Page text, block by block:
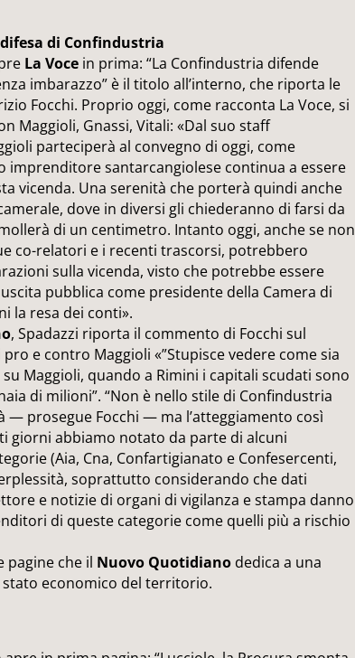
di Confindustria
La Voce in prima: “La Confindustria difende
imbarazzo” è il titolo all’interno, che riporta le
Focchi. Proprio oggi, come racconta La Voce, si
Maggioli, Gnassi, Vitali: «Dal suo staff
parteciperà al convegno di oggi, come
imprenditore santarcangiolese continua a essere
vicenda. Una serenità che porterà quindi anche
dove in diversi gli chiederanno di farsi da
di un centimetro. Intanto oggi, anche se non
co-relatori e i recenti trascorsi, potrebbero
sulla vicenda, visto che potrebbe essere
pubblica come presidente della Camera di
la resa dei conti».
, Spadazzi riporta il commento di Focchi sul
e contro Maggioli «”Stupisce vedere come sia
Maggioli, quando a Rimini i capitali scudati sono
di milioni”. “Non è nello stile di Confindustria
— prosegue Focchi — ma l’atteggiamento così
giorni abbiamo notato da parte di alcuni
(Aia, Cna, Confartigianato e Confesercenti,
soprattutto considerando che dati
e notizie di organi di vigilanza e stampa danno
di queste categorie come quelli più a rischio
pagine che il Nuovo Quotidiano dedica a una
economico del territorio.